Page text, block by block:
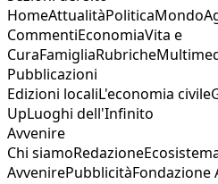
HomeAttualitàPoliticaMondo
CommentiEconomiaVita e
CuraFamigliaRubriche
Pubblicazioni
Edizioni localiL'economia civile
UpLuoghi dell'Infinito
Avvenire
Chi siamoRedazione
AvvenirePubblicitàFondazione